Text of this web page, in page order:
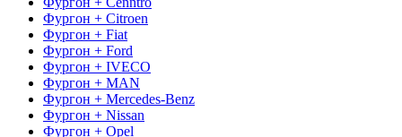
Фургон + Citroen
Фургон + Fiat
Фургон + Ford
Фургон + IVECO
Фургон + MAN
Фургон + Mercedes-Benz
Фургон + Nissan
Фургон + Opel